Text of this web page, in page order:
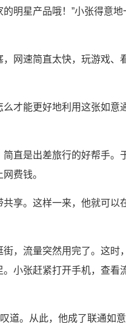
明星产品哦！”小张得意地
网速简直太快，玩游戏、
才能更好地利用这张如意
直是出差旅行的好帮手。
费钱。
享。这样一来，他就可以
，流量突然用完了。这时
小张赶紧打开手机，查看
道。从此，他成了联通如